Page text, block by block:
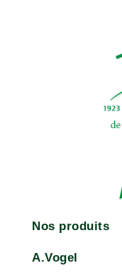
Nos produits
A.Vogel